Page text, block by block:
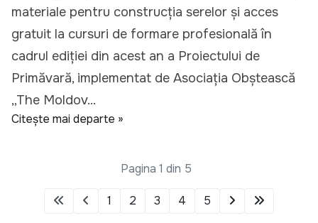
materiale pentru construcția serelor și acces
gratuit la cursuri de formare profesională în
cadrul ediției din acest an a Proiectului de
Primăvară, implementat de Asociația Obștească
„The Moldov...
Citește mai departe »
Pagina 1 din 5
1 2 3 4 5